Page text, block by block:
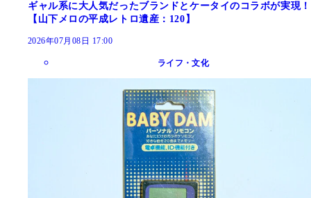
ギャル系に大人気だったブランドとケータイのコラボが実現！
【山下メロの平成レトロ遺産：120】
2026年07月08日 17:00
ライフ・文化